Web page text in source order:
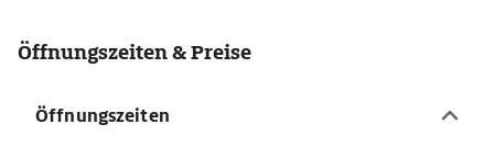
Öffnungszeiten & Preise
Öffnungszeiten